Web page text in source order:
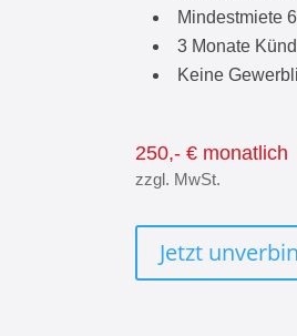
Mindestmiete
3 Monate
Keine
250,- € monatlich
zzgl. MwSt.
Jetzt